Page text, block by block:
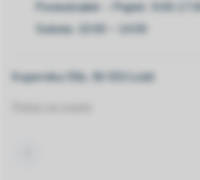
Poniedziałek – Piątek: 9:00-17:00
Sobota: 10:00 – 14:00
Kopernika 55b, 90-553 Łódź